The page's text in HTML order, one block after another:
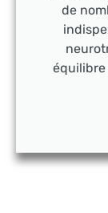
de
équilibre